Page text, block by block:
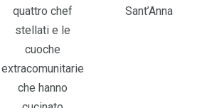
quattro chef
stellati e le
cuoche
extracomunitarie
che hanno
Sant’Anna